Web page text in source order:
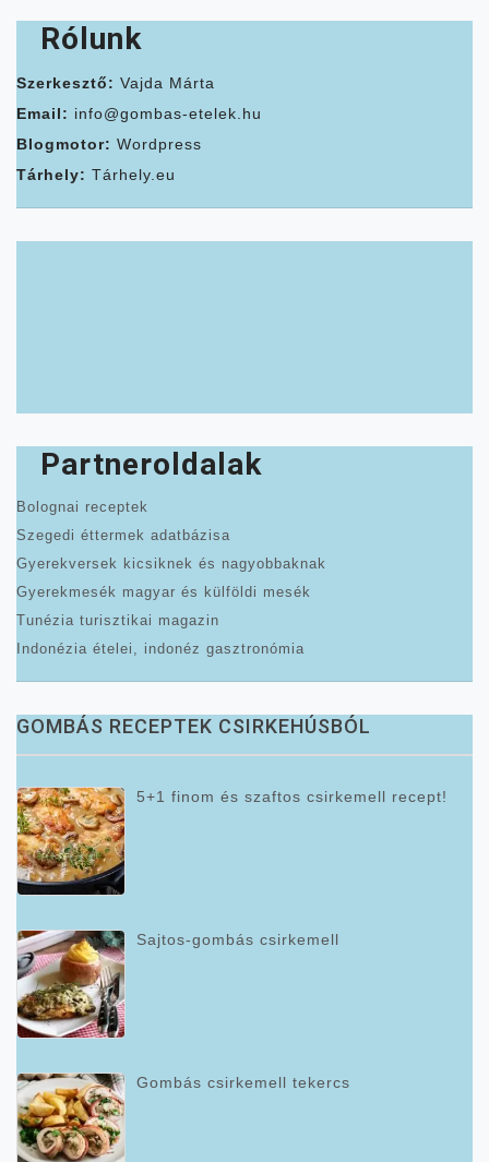
Rólunk
Szerkesztő: Vajda Márta
Email: info@gombas-etelek.hu
Blogmotor: Wordpress
Tárhely: Tárhely.eu
Partneroldalak
Bolognai receptek
Szegedi éttermek adatbázisa
Gyerekversek kicsiknek és nagyobbaknak
Gyerekmesék magyar és külföldi mesék
Tunézia turisztikai magazin
Indonézia ételei, indonéz gasztronómia
GOMBÁS RECEPTEK CSIRKEHÚSBÓL
5+1 finom és szaftos csirkemell recept!
Sajtos-gombás csirkemell
Gombás csirkemell tekercs